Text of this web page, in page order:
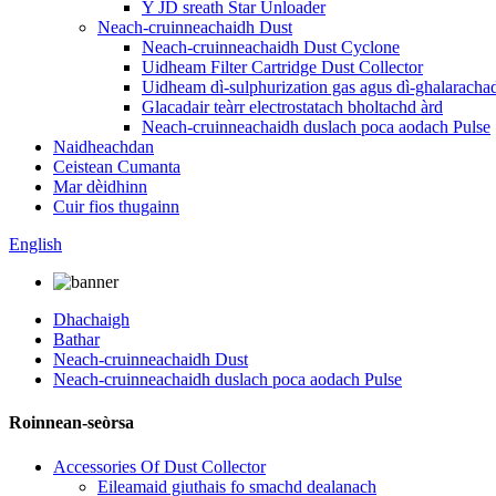
Y JD sreath Star Unloader
Neach-cruinneachaidh Dust
Neach-cruinneachaidh Dust Cyclone
Uidheam Filter Cartridge Dust Collector
Uidheam dì-sulphurization gas agus dì-
Glacadair teàrr electrostatach bholtachd àrd
Neach-cruinneachaidh duslach poca aodach Pulse
Naidheachdan
Ceistean Cumanta
Mar dèidhinn
Cuir fios thugainn
English
Dhachaigh
Bathar
Neach-cruinneachaidh Dust
Neach-cruinneachaidh duslach poca aodach Pulse
Roinnean-seòrsa
Accessories Of Dust Collector
Eileamaid giuthais fo smachd dealanach